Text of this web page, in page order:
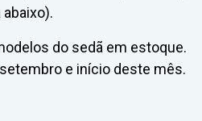
do sedã em estoque.
e início deste mês.